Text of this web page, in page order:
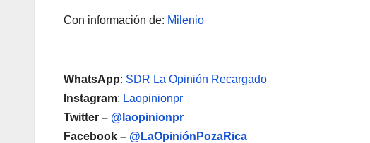
Con información de: Milenio
WhatsApp: SDR La Opinión Recargado
Instagram: Laopinionpr
Twitter – @laopinionpr
Facebook – @LaOpiniónPozaRica